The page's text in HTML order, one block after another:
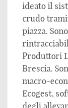
ideato il
crudo
piazza.
Produttori
Brescia.
macro-
Ecogest,
degli